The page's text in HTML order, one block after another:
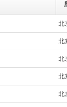
北
北
北
北
北